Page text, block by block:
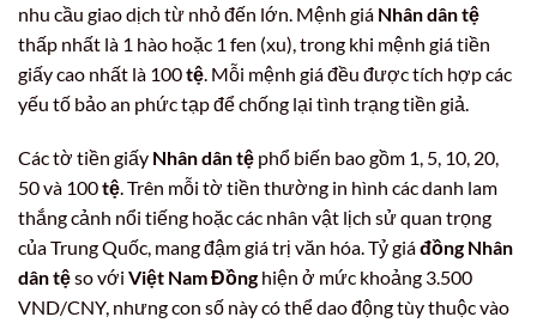
nhu cầu giao dịch từ nhỏ đến lớn. Mệnh giá Nhân dân tệ
thấp nhất là 1 hào hoặc 1 fen (xu), trong khi mệnh giá tiền
giấy cao nhất là 100tệ . Mỗi mệnh giá đều được tích hợp các
yếu tố bảo an phức tạp để chống lại tình trạng tiền giả.
Các tờ tiền giấy Nhân dân tệ phổ biến bao gồm 1, 5, 10, 20,
50 và 100tệ. Trên mỗi tờ tiền thường in hình các danh lam
thắng cảnh nổi tiếng hoặc các nhân vật lịch sử quan trọng
của Trung Quốc, mang đậm giá trị văn hóa. Tỷ giáđồng Nhân
dân tệso với Việt Nam Đồnghiện ở mức khoảng 3.500
VND/CNY, nhưng con số này có thể dao động tùy thuộc vào